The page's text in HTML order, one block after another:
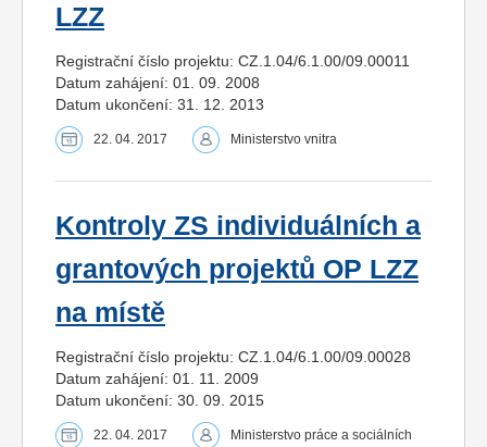
LZZ
Registrační číslo projektu: CZ.1.04/6.1.00/09.00011
Datum zahájení: 01. 09. 2008
Datum ukončení: 31. 12. 2013
22. 04. 2017 Ministerstvo vnitra
Kontroly ZS individuálních a
grantových projektů OP LZZ
na místě
Registrační číslo projektu: CZ.1.04/6.1.00/09.00028
Datum zahájení: 01. 11. 2009
Datum ukončení: 30. 09. 2015
22. 04. 2017
Ministerstvo práce a sociálních